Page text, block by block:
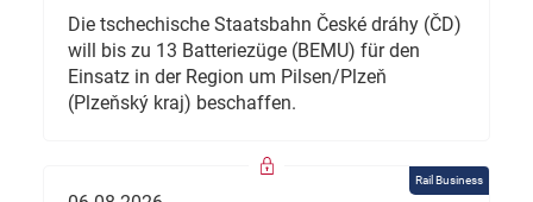
Die tschechische Staatsbahn České dráhy (ČD)
will bis zu 13 Batteriezüge (BEMU) für den
Einsatz in der Region um Pilsen/Plzeň
(Plzeňský kraj) beschaffen.
Rail Business